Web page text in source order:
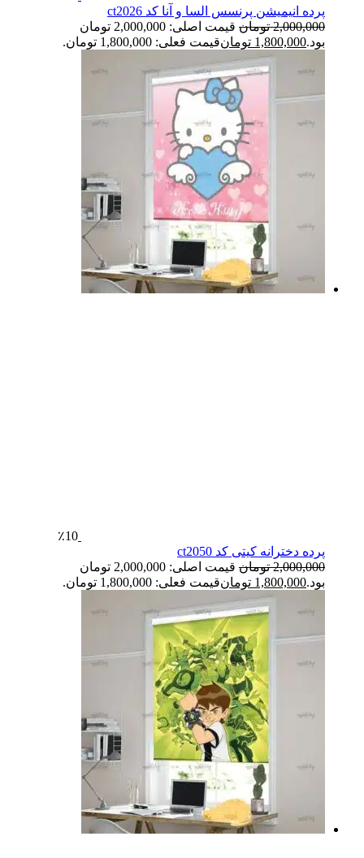
پرده انیمیشن پرنسس السا و آنا کد ct2026
2,000,000 تومان
قیمت اصلی: 2,000,000 تومان
بود.1,800,000 تومانقیمت فعلی: 1,800,000 تومان.
٪10
پرده دخترانه کیتی کد ct2050
2,000,000 تومان
قیمت اصلی: 2,000,000 تومان
بود.1,800,000 تومانقیمت فعلی: 1,800,000 تومان.